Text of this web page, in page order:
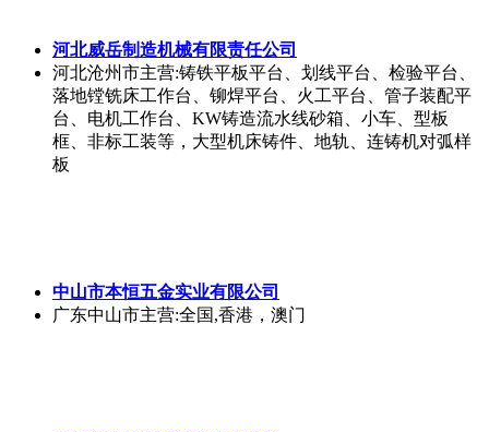
河北威岳制造机械有限责任公司
河北沧州市主营:铸铁平板平台、划线平台、检验平台、
落地镗铣床工作台、铆焊平台、火工平台、管子装配平
台、电机工作台、KW铸造流水线砂箱、小车、型板
框、非标工装等，大型机床铸件、地轨、连铸机对弧样
板
中山市本恒五金实业有限公司
广东中山市主营:全国,香港，澳门